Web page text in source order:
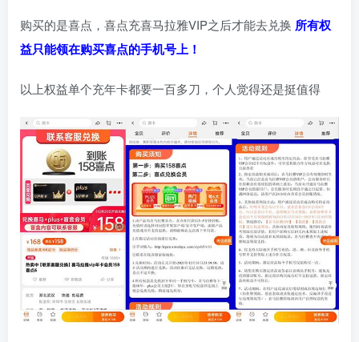
购买的是喜点，喜点充喜马拉雅VIP之后才能去兑换 所有权
益只能领在购买喜点的手机号上！
以上权益单个充年卡都要一百多刀，个人觉得还是挺值得